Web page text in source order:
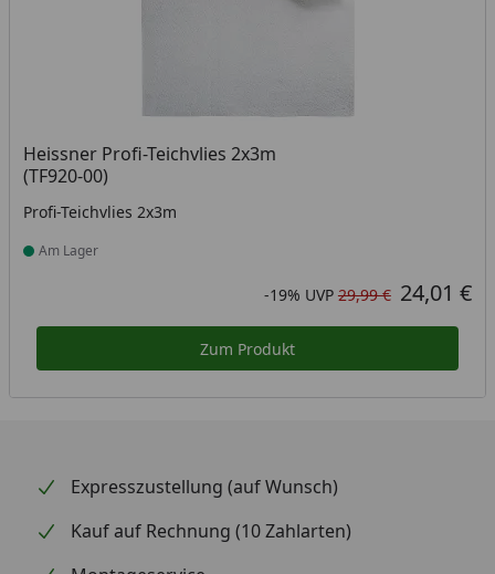
Heissner Profi-Teichvlies 2x3m
(TF920-00)
Profi-Teichvlies 2x3m
Produkt am Lager
Am Lager
Rabatt in Prozent
-19%
Ursprünglicher Preis
UVP 29,99 €
Aktueller Preis 24,01 €
Zum Produkt
Expresszustellung (auf Wunsch)
Kauf auf Rechnung (10 Zahlarten)